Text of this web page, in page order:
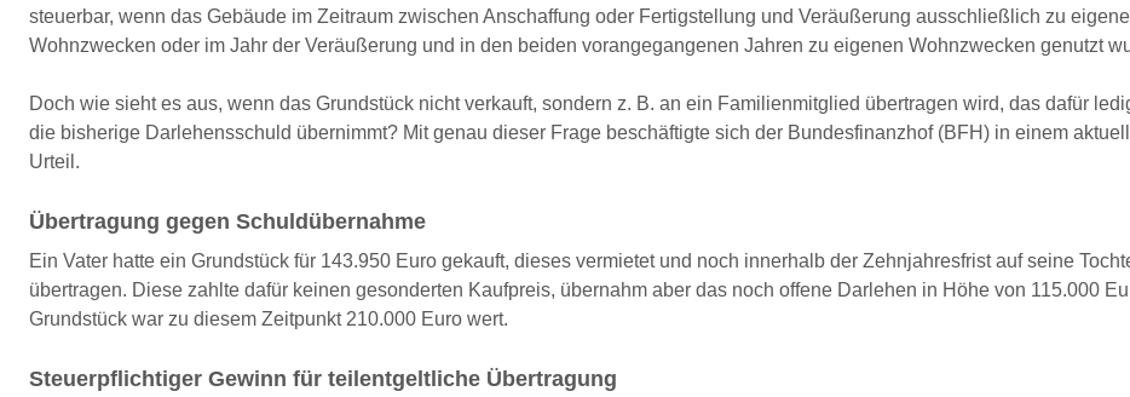
steuerbar, wenn das Gebäude im Zeitraum zwischen Anschaffung oder Fertigstellung und Veräußerung ausschließlich zu
Wohnzwecken oder im Jahr der Veräußerung und in den beiden vorangegangenen Jahren zu eigenen Wohnzwecken genutzt
Doch wie sieht es aus, wenn das Grundstück nicht verkauft, sondern z. B. an ein Familienmitglied übertragen wird, das dafür
die bisherige Darlehensschuld übernimmt? Mit genau dieser Frage beschäftigte sich der Bundesfinanzhof (BFH) in einem
Urteil.
Übertragung gegen Schuldübernahme
Ein Vater hatte ein Grundstück für 143.950 Euro gekauft, dieses vermietet und noch innerhalb der Zehnjahresfrist auf seine
übertragen. Diese zahlte dafür keinen gesonderten Kaufpreis, übernahm aber das noch offene Darlehen in Höhe von 115.000
Grundstück war zu diesem Zeitpunkt 210.000 Euro wert.
Steuerpflichtiger Gewinn für teilentgeltliche Übertragung